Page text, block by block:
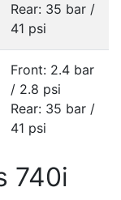
Rear: 35 bar /
41 psi
Front: 2.4 bar
/ 2.8 psi
Rear: 35 bar /
41 psi
740i